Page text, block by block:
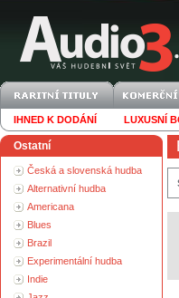
IHNED K DODÁNÍ LUXUSNÍ
Ostatní
Česká a slovenská hudba
Alternativní hudba
Americana
Blues
Brazil
Experimentální hudba
Indie